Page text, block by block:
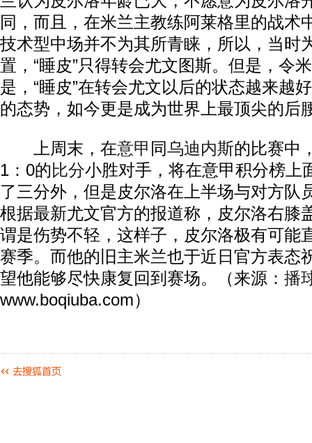
同，而且，在米兰主教练阿莱格里的战术
技术型中场并不为其所青睐，所以，当时
置，“睡皮”只得转会尤文图斯。但是，令
是，“睡皮”在转会尤文以后的状态越来越
的态势，如今更是成为世界上最顶尖的后
上周末，在意甲 同乌迪内斯的比赛中
1：0的 比分小胜对手，将在意甲积分榜上
了三分外，但是皮尔洛在上半场与对方队
根据最新尤文官方的报道称，皮尔洛右膝
谓是伤势不轻，这样子，皮尔洛极有可能
赛季。而他的旧主米兰也于近日官方表态
望他能够尽快康复回到赛场。（来源： 播
www.boqiuba.com）